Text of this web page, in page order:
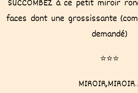
faces dont une grossissante
demandé)
⭐⭐⭐